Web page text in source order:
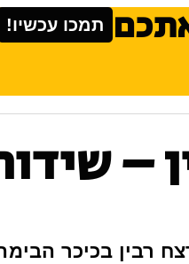
תמכו עכשיו!
–
לציון 27 שנים לרצח